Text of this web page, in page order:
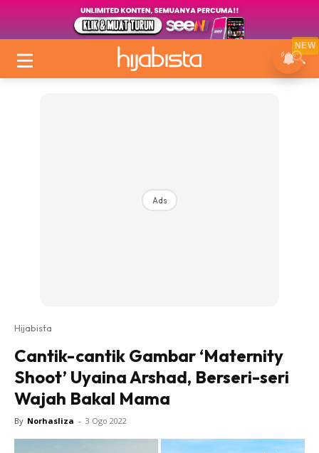
Ads
Hijabista
Cantik-cantik Gambar ‘Maternity
Shoot’ Uyaina Arshad, Berseri-seri
Wajah Bakal Mama
By Norhasliza - 3 Ogo 2022
NEW